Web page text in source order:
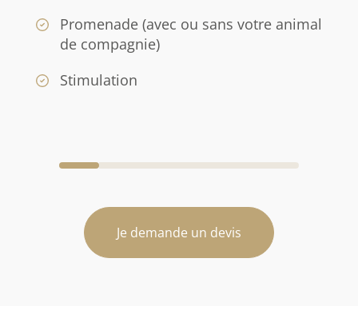
Promenade (avec ou sans votre animal
de compagnie)
Stimulation
Je demande un devis